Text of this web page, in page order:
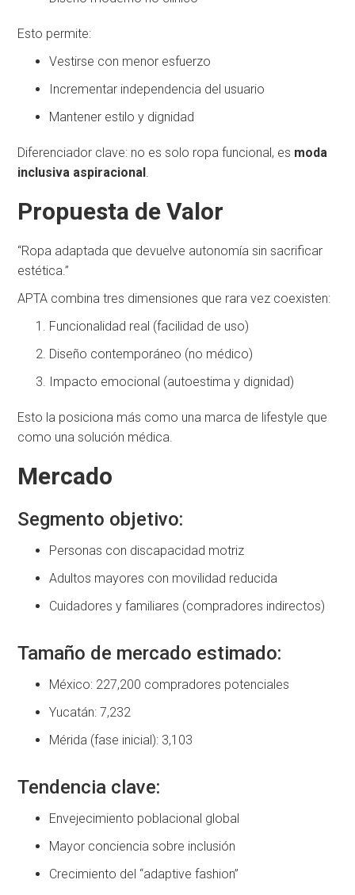
Esto permite:
Vestirse con menor esfuerzo
Incrementar independencia del usuario
Mantener estilo y dignidad
Diferenciador clave: no es solo ropa funcional, es moda
inclusiva aspiracional
Propuesta de Valor
“Ropa adaptada que devuelve autonomía sin sacrificar
estética.”
APTA combina tres dimensiones que rara vez coexisten:
Funcionalidad real (facilidad de uso)
Diseño contemporáneo (no médico)
Impacto emocional (autoestima y dignidad)
Esto la posiciona más como una marca de lifestyle que
como una solución médica.
Mercado
Segmento objetivo:
Personas con discapacidad motriz
Adultos mayores con movilidad reducida
Cuidadores y familiares (compradores indirectos)
Tamaño de mercado estimado:
México: 227,200 compradores potenciales
Yucatán: 7,232
Mérida (fase inicial): 3,103
Tendencia clave:
Envejecimiento poblacional global
Mayor conciencia sobre inclusión
Crecimiento del “adaptive fashion”